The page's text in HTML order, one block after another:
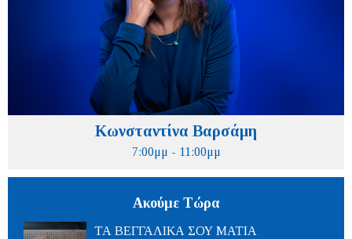
Κωνσταντίνα Βαρσάμη
7:00μμ - 11:00μμ
Ακούμε Τώρα
ΤΑ ΒΕΓΓΑΛΙΚΑ ΣΟΥ ΜΑΤΙΑ